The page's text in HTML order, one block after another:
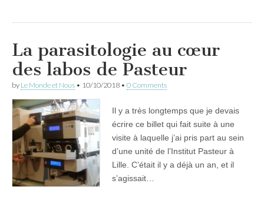
La parasitologie au cœur
des labos de Pasteur
by Le Monde et Nous • 10/10/2018 • 0 Comments
Il y a très longtemps que je devais
écrire ce billet qui fait suite à une
visite à laquelle j’ai pris part au sein
d’une unité de l’Institut Pasteur à
Lille. C’était il y a déjà un an, et il
s’agissait…